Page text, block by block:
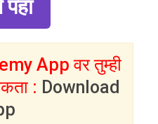
पहा
App वर तुम्ही
: Download